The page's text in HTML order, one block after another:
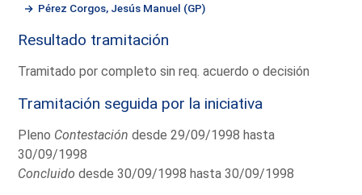
Pérez Corgos, Jesús Manuel (GP)
Resultado tramitación
Tramitado por completo sin req. acuerdo o decisión
Tramitación seguida por la iniciativa
Pleno Contestación desde 29/09/1998 hasta
30/09/1998
Concluido desde 30/09/1998 hasta 30/09/1998